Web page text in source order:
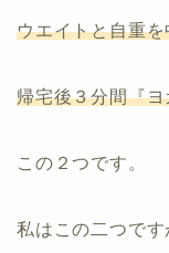
ウエイトと自重
帰宅後３分間『ヨ
この２つです。
私はこの二つです